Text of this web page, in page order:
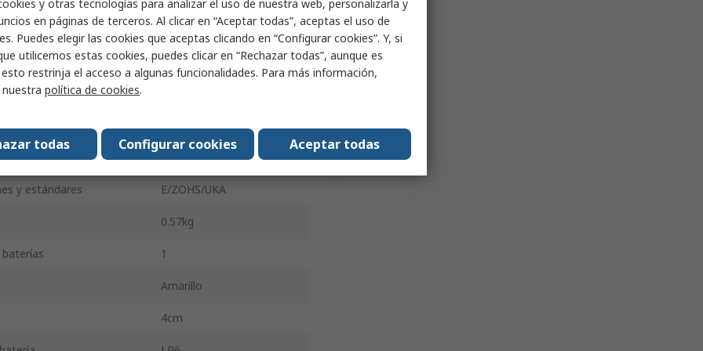
Sí
caja ABS
30cm
4cm
y estándares E/ZOHS/UKA
0.57kg
1
Amarillo
4cm
y otras tecnologías para analizar el uso de nuestra web, personalizarla y
en páginas de terceros. Al clicar en “Aceptar todas”, aceptas el uso de
Puedes elegir las cookies que aceptas clicando en “Configurar cookies”. Y, si
utilicemos estas cookies, puedes clicar en “Rechazar todas”, aunque es
restrinja el acceso a algunas funcionalidades. Para más información,
política de cookies.
Aceptar todas
Configurar cookies
todas